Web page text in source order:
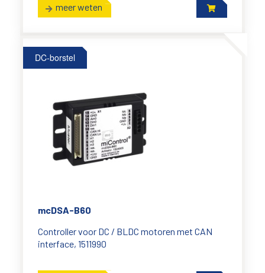
meer weten
DC-borstel
mcDSA-B60
Controller voor DC / BLDC motoren met CAN
interface, 1511990